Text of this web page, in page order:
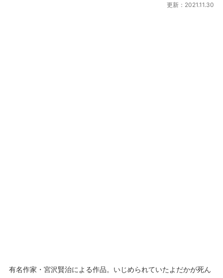
更新：2021.11.30
有名作家・宮沢賢治による作品。いじめられていたよだかが死ん